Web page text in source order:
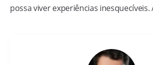
possa viver experiências inesquecíveis.